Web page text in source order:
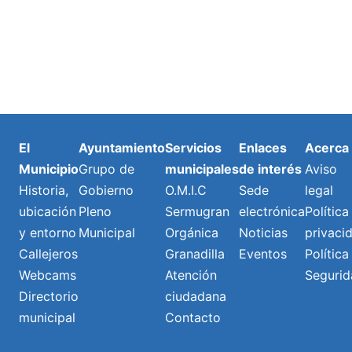
El
Municipio
Historia,
ubicación
y entorno
Callejeros
Webcams
Directorio
municipal
Ayuntamiento
Grupo de
Gobierno
Pleno
Municipal
Servicios
municipales
O.M.I.C
Sermugran
Orgánica
Granadilla
Atención
ciudadana
Contacto
Enlaces
de interés
Sede
electrónica
Noticias
Eventos
Acerca
Aviso
legal
Política
Política